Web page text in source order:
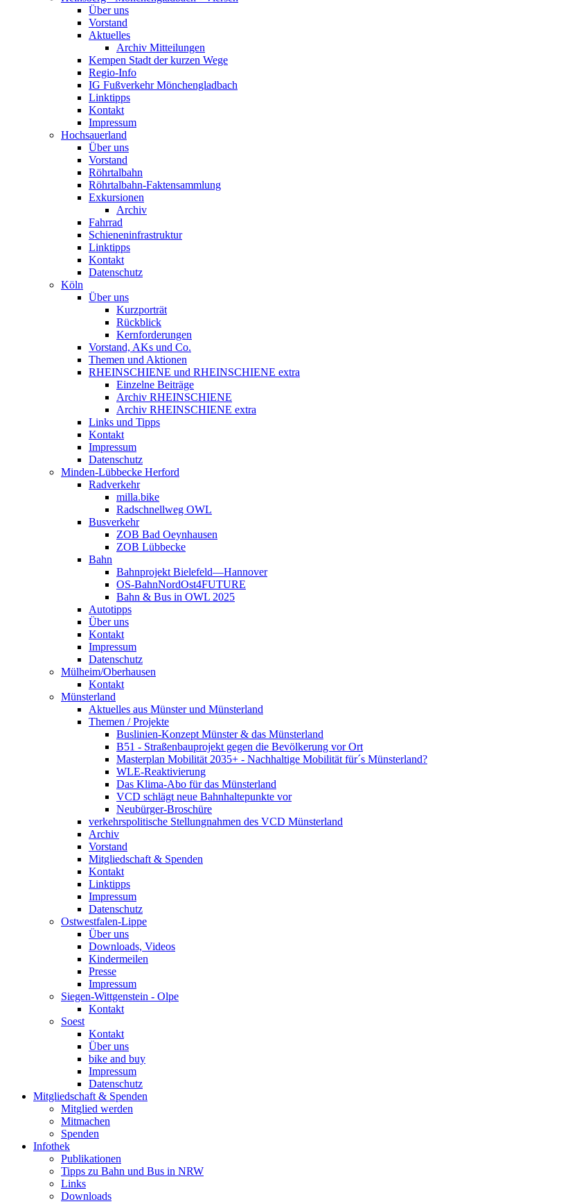
Über uns
Vorstand
Aktuelles
Archiv Mitteilungen
Kempen Stadt der kurzen Wege
Regio-Info
IG Fußverkehr Mönchengladbach
Linktipps
Kontakt
Impressum
Hochsauerland
Über uns
Vorstand
Röhrtalbahn
Röhrtalbahn-Faktensammlung
Exkursionen
Archiv
Fahrrad
Schieneninfrastruktur
Linktipps
Kontakt
Datenschutz
Köln
Über uns
Kurzporträt
Rückblick
Kernforderungen
Vorstand, AKs und Co.
Themen und Aktionen
RHEINSCHIENE und RHEINSCHIENE extra
Einzelne Beiträge
Archiv RHEINSCHIENE
Archiv RHEINSCHIENE extra
Links und Tipps
Kontakt
Impressum
Datenschutz
Minden-Lübbecke Herford
Radverkehr
milla.bike
Radschnellweg OWL
Busverkehr
ZOB Bad Oeynhausen
ZOB Lübbecke
Bahn
Bahnprojekt Bielefeld—Hannover
OS-BahnNordOst4FUTURE
Bahn & Bus in OWL 2025
Autotipps
Über uns
Kontakt
Impressum
Datenschutz
Mülheim/Oberhausen
Kontakt
Münsterland
Aktuelles aus Münster und Münsterland
Themen / Projekte
Buslinien-Konzept Münster & das Münsterland
B51 - Straßenbauprojekt gegen die Bevölkerung vor Ort
Masterplan Mobilität 2035+ - Nachhaltige Mobilität für´s Münsterland?
WLE-Reaktivierung
Das Klima-Abo für das Münsterland
VCD schlägt neue Bahnhaltepunkte vor
Neubürger-Broschüre
verkehrspolitische Stellungnahmen des VCD Münsterland
Archiv
Vorstand
Mitgliedschaft & Spenden
Kontakt
Linktipps
Impressum
Datenschutz
Ostwestfalen-Lippe
Über uns
Downloads, Videos
Kindermeilen
Presse
Impressum
Siegen-Wittgenstein - Olpe
Kontakt
Soest
Kontakt
Über uns
bike and buy
Impressum
Datenschutz
Mitgliedschaft & Spenden
Mitglied werden
Mitmachen
Spenden
Infothek
Publikationen
Tipps zu Bahn und Bus in NRW
Links
Downloads